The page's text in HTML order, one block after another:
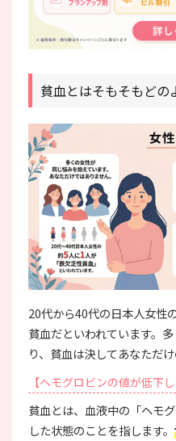
貧血とはそもそもどの
20代から40代の日本人女性
貧血だといわれています。
り、貧血は決してあなただ
【ヘモグロビンの値が低下し
貧血とは、血液中の「ヘモ
した状態のことを指します。